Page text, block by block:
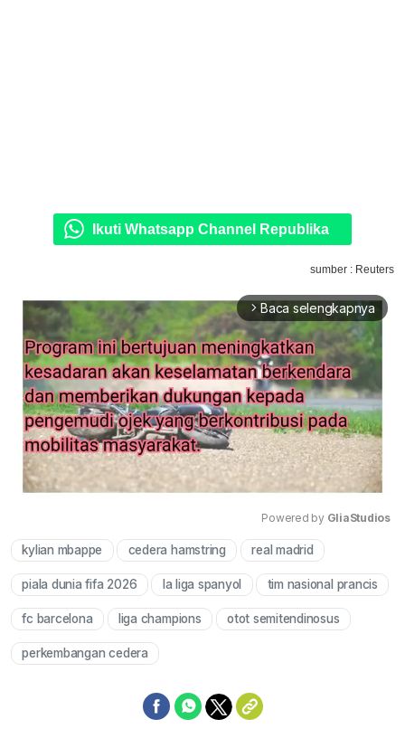
Ikuti Whatsapp Channel Republika
sumber : Reuters
arrow_forward_ios Baca selengkapnya
Powered by GliaStudios
kylian mbappe cedera hamstring real madrid
piala dunia fifa 2026 la liga spanyol tim nasional prancis
fc barcelona liga champions otot semitendinosus
perkembangan cedera